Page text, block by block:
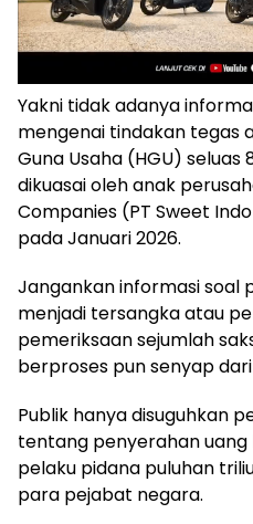
Yakni tidak adanya
mengenai tindakan tegas
Guna Usaha (HGU)
dikuasai oleh anak
Companies (PT Sweet
pada Januari 2026.
Jangankan informasi soal
menjadi tersangka atau
pemeriksaan sejumlah
berproses pun senyap
Publik hanya disuguhkan
tentang penyerahan
pelaku pidana puluhan
para pejabat negara.